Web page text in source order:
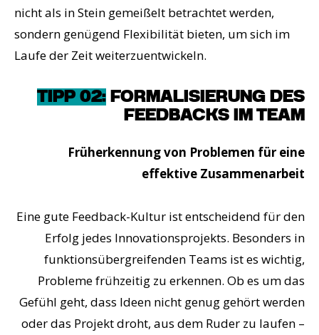
nicht als in Stein gemeißelt betrachtet werden,
sondern genügend Flexibilität bieten, um sich im
Laufe der Zeit weiterzuentwickeln.
TIPP 02: FORMALISIERUNG DES
FEEDBACKS IM TEAM
Früherkennung von Problemen für eine
effektive Zusammenarbeit
Eine gute Feedback-Kultur ist entscheidend für den
Erfolg jedes Innovationsprojekts. Besonders in
funktionsübergreifenden Teams ist es wichtig,
Probleme frühzeitig zu erkennen. Ob es um das
Gefühl geht, dass Ideen nicht genug gehört werden
oder das Projekt droht, aus dem Ruder zu laufen –